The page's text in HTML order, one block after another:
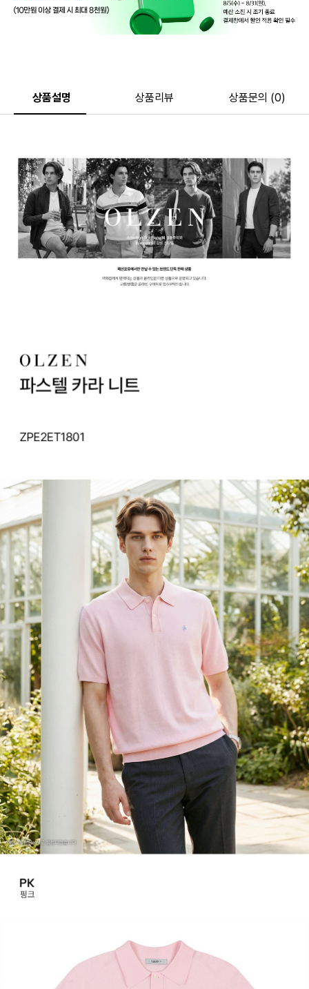
상품설명 상품리뷰 상품문의 (0)